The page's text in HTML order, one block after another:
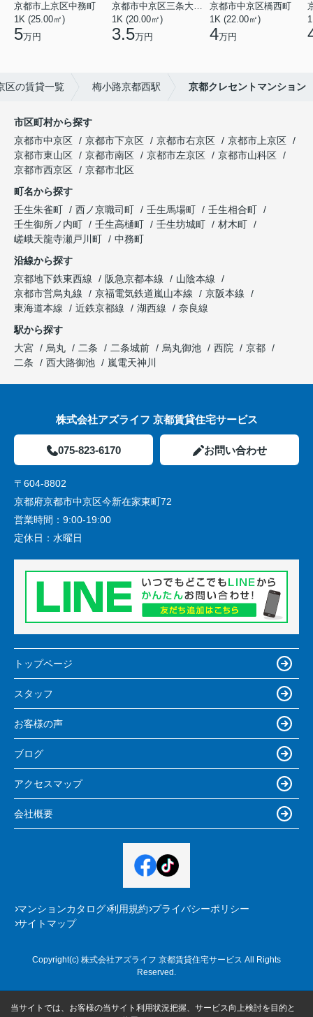
京都市上京区中務町
1K (25.00㎡)
5万円
京都市中京区三条大宮町
1K (20.00㎡)
3.5万円
京都市中京区橋西町
1K (22.00㎡)
4万円
区の賃貸一覧 梅小路京都西駅 京都クレセントマンション
市区町村から探す
京都市中京区
京都市下京区 京都市右京区
京都市上京区
京都市東山区
京都市南区 京都市左京区
京都市山科区
京都市西京区
京都市北区
町名から探す
壬生朱雀町
西ノ京職司町 壬生馬場町
壬生相合町
壬生御所ノ内町
壬生高樋町 壬生坊城町
材木町
嵯峨天龍寺瀬戸川町
中務町
沿線から探す
京都地下鉄東西線
阪急京都本線
山陰本線
京都市営烏丸線
京福電気鉄道嵐山本線
京阪本線
東海道本線
近鉄京都線 湖西線
奈良線
駅から探す
大宮
烏丸 二条 二条城前 烏丸御池 西院
京都
二条
西大路御池 嵐電天神川
株式会社アズライフ 京都賃貸住宅サービス
075-823-6170 お問い合わせ
〒604-8802
京都府京都市中京区今新在家東町72
営業時間： 9:00-19:00
定休日： 水曜日
トップページ
スタッフ
お客様の声
ブログ
アクセスマップ
会社概要
マンションカタログ 利用規約 プライバシーポリシー
サイトマップ
Copyright(c) 株式会社アズライフ 京都賃貸住宅サービス All Rights
Reserved.
当サイトでは、お客様の当サイト利用状況把握、サービス向上検討を目的と